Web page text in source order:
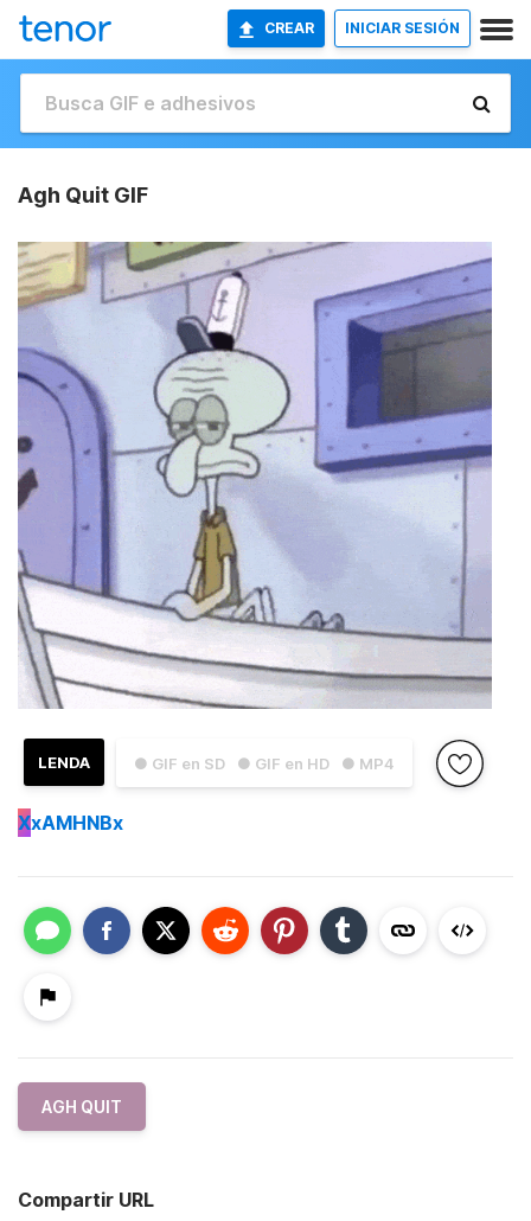
CREAR INICIAR SESIÓN
Agh Quit GIF
● GIF en SD ● GIF en HD ● MP4
LENDA
XxAMHNBx
AGH QUIT
Compartir URL